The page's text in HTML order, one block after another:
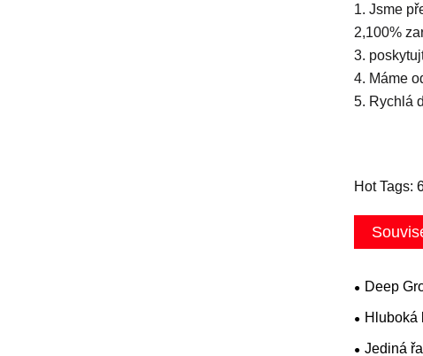
1. Jsme
2,100%
3.
4. Máme
5. Rychlá
Hot Tags:
Deep
Hluboká
Jediná